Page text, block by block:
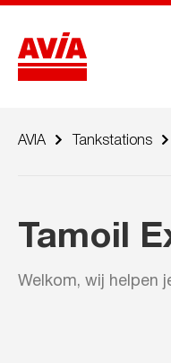
AVIA Tankstations
Tamoil
Welkom, wij helpen